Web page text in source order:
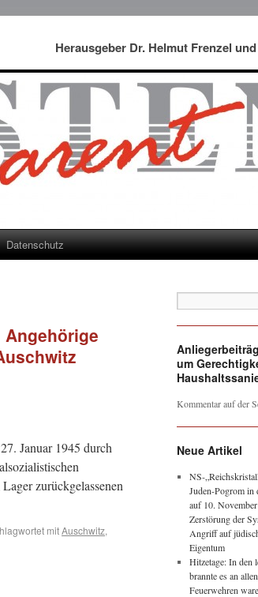
Herausgeber Dr. Helmut Frenzel
Datenschutz
Angehörige
Januar 1945 durch
zurückgelassenen
mitAuschwitz,
um
Kommentar auf der
Neue Artikel
NS-
Juden-Pogrom in
auf 10.
Zerstörung der
Angriff auf
Eigentum
Hitzetage: In den
brannte es an
Feuerwehren